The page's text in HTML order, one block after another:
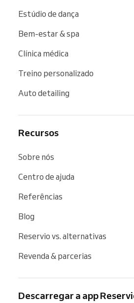
Estúdio de dança
Bem-estar & spa
Clínica médica
Treino personalizado
Auto detailing
Recursos
Sobre nós
Centro de ajuda
Referências
Blog
Reservio vs. alternativas
Revenda & parcerias
Descarregar a app